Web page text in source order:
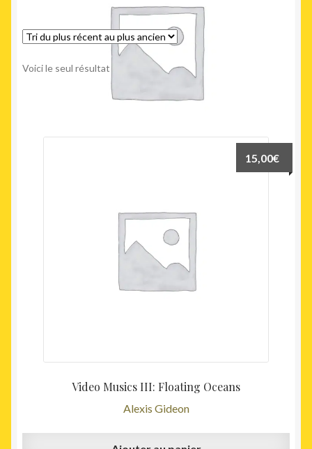
Voici le seul résultat
Video Musics III: Floating Oceans
Alexis Gideon
15,00€